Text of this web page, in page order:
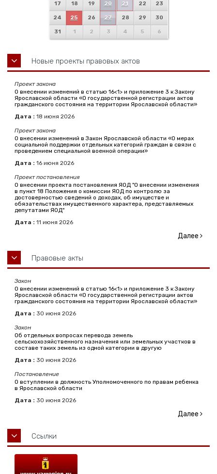
17 18 19 20 21 22 23
24 25 26 27 28 29 30
31 1 2 3 4 5 6
Новые проекты правовых актов
Проект закона
О внесении изменений в статью 16<1> и приложение 3 к Закону
Ярославской области «О государственной регистрации актов
гражданского состояния на территории Ярославской области»
Дата : 18 июня 2026
Проект закона
О внесении изменений в Закон Ярославской области «О мерах
социальной поддержки отдельных категорий граждан в связи с
проведением специальной военной операции»
Дата : 16 июня 2026
Проект постановления
О внесении проекта постановления ЯОД "О внесении изменения
в пункт 18 Положения о комиссии ЯОД по контролю за
достоверностью сведений о доходах, об имуществе и
обязательствах имущественного характера, представляемых
депутатами ЯОД"
Дата : 11 июня 2026
Далее
Правовые акты
Закон
О внесении изменений в статью 16<1> и приложение 3 к Закону
Ярославской области «О государственной регистрации актов
гражданского состояния на территории Ярославской области»
Дата : 30 июня 2026
Закон
Об отдельных вопросах перевода земель
сельскохозяйственного назначения или земельных участков в
составе таких земель из одной категории в другую
Дата : 30 июня 2026
Постановление
О вступлении в должность Уполномоченного по правам ребенка
в Ярославской области
Дата : 30 июня 2026
Далее
Ссылки